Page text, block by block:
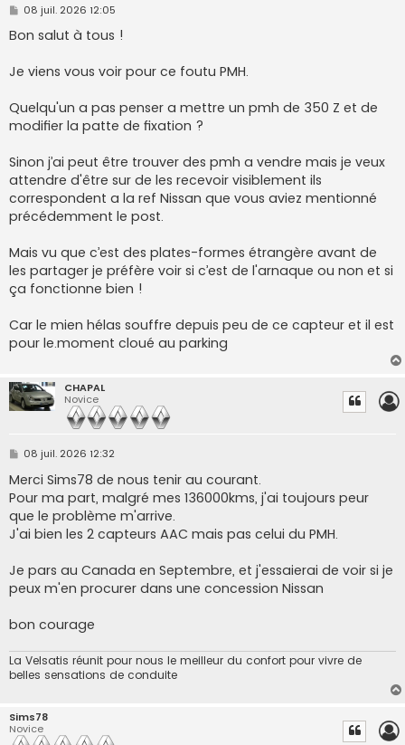
M
s
s
g
e
08 juil. 2026 12:05
Bon salut à tous !
Je viens vous voir pour ce foutu PMH.
Quelqu'un a pas penser a mettre un pmh de 350 Z et de
modifier la patte de fixation ?
Sinon j’ai peut être trouver des pmh a vendre mais je veux
attendre d'être sur de les recevoir visiblement ils
correspondent a la ref Nissan que vous aviez mentionné
précédemment le post.
Mais vu que c’est des plates-formes étrangère avant de
les partager je préfère voir si c’est de l'arnaque ou non et si
ça fonctionne bien !
Car le mien hélas souffre depuis peu de ce capteur et il est
pour le.moment cloué au parking
CHAPAL
Novice
M
s
s
a
g
e
08 juil. 2026 12:32
Merci Sims78 de nous tenir au courant.
Pour ma part, malgré mes 136000kms, j'ai toujours peur
que le problème m'arrive.
J'ai bien les 2 capteurs AAC mais pas celui du PMH.
Je pars au Canada en Septembre, et j'essaierai de voir si je
peux m'en procurer dans une concession Nissan
bon courage
La Velsatis réunit pour nous le meilleur du confort pour vivre de
belles sensations de conduite
Sims78
Novice